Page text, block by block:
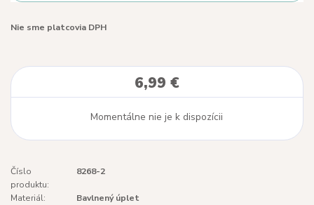
Nie sme platcovia DPH
6,99 €
Momentálne nie je k dispozícii
Číslo
produktu:
8268-2
Materiál:
Bavlnený úplet